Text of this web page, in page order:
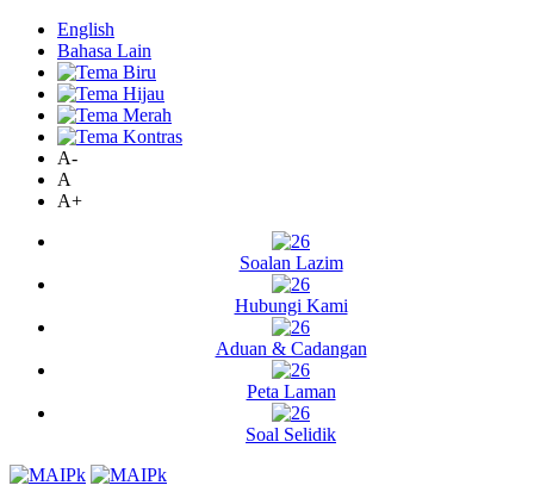
English
Bahasa Lain
A-
A
A+
Soalan Lazim
Hubungi Kami
Aduan & Cadangan
Peta Laman
Soal Selidik